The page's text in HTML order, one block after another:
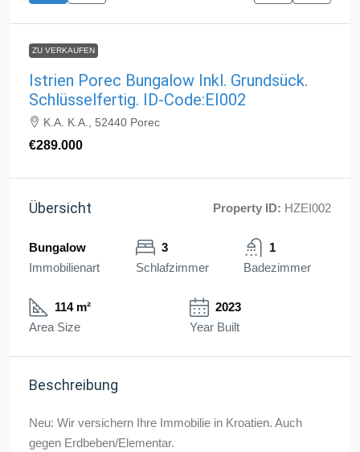
ZU VERKAUFEN
Istrien Porec Bungalow Inkl. Grundsück.
Schlüsselfertig. ID-Code:EI002
K.A. K.A., 52440 Porec
€289.000
Übersicht Property ID: HZEI002
Bungalow
Immobilienart
3
Schlafzimmer
1
Badezimmer
114 m²
Area Size
2023
Year Built
Beschreibung
Neu: Wir versichern Ihre Immobilie in Kroatien. Auch
gegen Erdbeben/Elementar.